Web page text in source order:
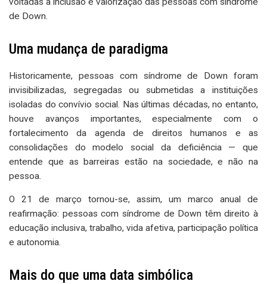
de Down.
Uma mudança de paradigma
Historicamente, pessoas com síndrome de Down foram
invisibilizadas, segregadas ou submetidas a instituições
isoladas do convívio social. Nas últimas décadas, no entanto,
houve avanços importantes, especialmente com o
fortalecimento da agenda de direitos humanos e as
consolidações do modelo social da deficiência — que
entende que as barreiras estão na sociedade, e não na
pessoa.
O 21 de março tornou-se, assim, um marco anual de
reafirmação: pessoas com síndrome de Down têm direito à
educação inclusiva, trabalho, vida afetiva, participação política
e autonomia.
Mais do que uma data simbólica